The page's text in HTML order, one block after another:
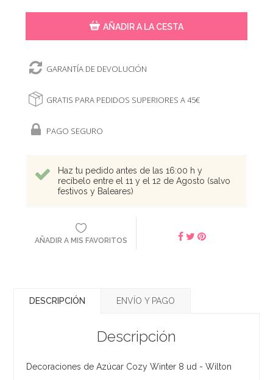
AÑADIR A LA CESTA
GARANTÍA DE DEVOLUCIÓN
GRATIS PARA PEDIDOS SUPERIORES A 45€
PAGO SEGURO
Haz tu pedido antes de las 16:00 h y
recíbelo entre el 11 y el 12 de Agosto (salvo
festivos y Baleares)
AÑADIR A MIS FAVORITOS
DESCRIPCIÓN ENVÍO Y PAGO
Descripción
Decoraciones de Azúcar Cozy Winter 8 ud - Wilton